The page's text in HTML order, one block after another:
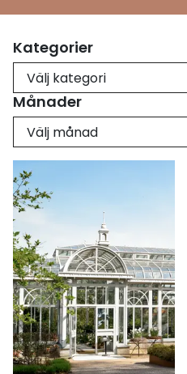
Kategorier
Välj kategori
Månader
Välj månad